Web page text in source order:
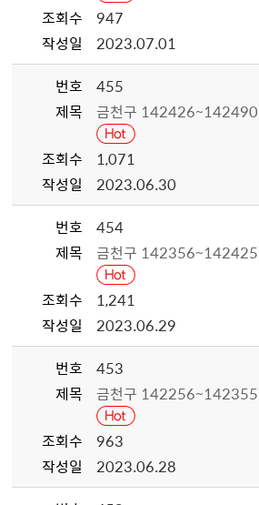
조회수
947
작성일
2023.07.01
번호
455
제목
금천구 142426~142490
조회수
1,071
작성일
2023.06.30
번호
454
제목
금천구 142356~142425
조회수
1,241
작성일
2023.06.29
번호
453
제목
금천구 142256~142355
조회수
963
작성일
2023.06.28